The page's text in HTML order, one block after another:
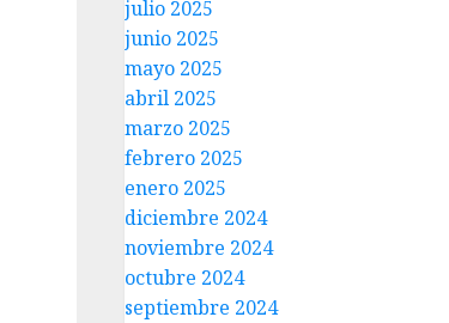
julio 2025
junio 2025
mayo 2025
abril 2025
marzo 2025
febrero 2025
enero 2025
diciembre 2024
noviembre 2024
octubre 2024
septiembre 2024